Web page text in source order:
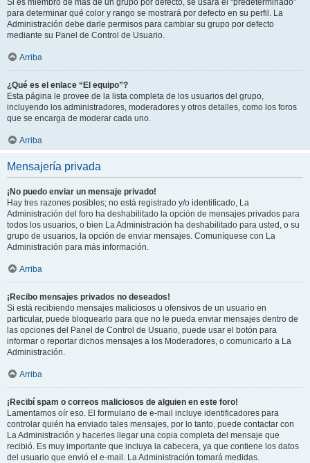
Si es miembro de más de un grupo por defecto, se usará el “predeterminado”
para determinar qué color y rango se mostrará por defecto en su perfil. La
Administración debe darle permisos para cambiar su grupo por defecto
mediante su Panel de Control de Usuario.
Arriba
¿Qué es el enlace “El equipo”?
Esta página le provee de la lista completa de los usuarios del grupo,
incluyendo los administradores, moderadores y otros detalles, como los foros
que se encarga de moderar cada uno.
Arriba
Mensajería privada
¡No puedo enviar un mensaje privado!
Hay tres razones posibles; no está registrado y/o identificado, La
Administración del foro ha deshabilitado la opción de mensajes privados para
todos los usuarios, o bien La Administración ha deshabilitado para usted, o su
grupo de usuarios, la opción de enviar mensajes. Comuníquese con La
Administración para más información.
Arriba
¡Recibo mensajes privados no deseados!
Si está recibiendo mensajes maliciosos u ofensivos de un usuario en
particular, puede bloquearlo para que no le pueda enviar mensajes dentro de
las opciones del Panel de Control de Usuario, puede usar el botón para
informar o reportar dichos mensajes a los Moderadores, o comunicarlo a La
Administración.
Arriba
¡Recibí spam o correos maliciosos de alguien en este foro!
Lamentamos oír eso. El formulario de e-mail incluye identificadores para
controlar quién ha enviado tales mensajes, por lo tanto, puede contactar con
La Administración y hacerles llegar una copia completa del mensaje que
recibió. Es muy importante que incluya la cabecera, ya que contiene los datos
del usuario que envió el e-mail. La Administración tomará medidas.